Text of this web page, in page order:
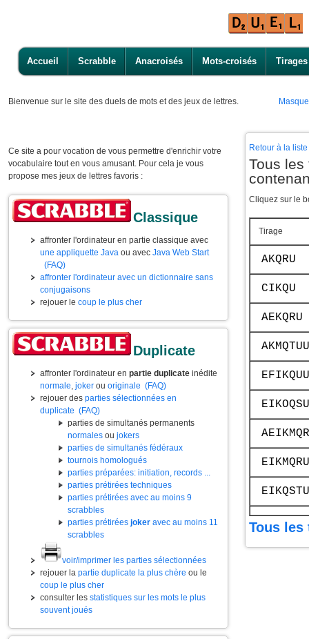
Accueil Scrabble Anacroisés Mots-croisés Tirages
Bienvenue sur le site des duels de mots et des jeux de lettres.
Ce site a pour vocation de vous permettre d'enrichir votre
vocabulaire tout en vous amusant. Pour cela je vous
propose mes jeux de lettres favoris :
Classique
affronter l'ordinateur en partie classique avec
une appliquette Java ou avec Java Web Start
(FAQ)
affronter l'ordinateur avec un dictionnaire sans
conjugaisons
rejouer le coup le plus cher
Duplicate
affronter l'ordinateur en partie duplicate inédite
normale, joker ou originale (FAQ)
rejouer des parties sélectionnées en
duplicate (FAQ)
parties de simultanés permanents
normales ou jokers
parties de simultanés fédéraux
tournois homologués
parties préparées: initiation, records ...
parties prétirées techniques
parties prétirées avec au moins 9
scrabbles
parties prétirées joker avec au moins 11
scrabbles
voir/imprimer les parties sélectionnées
rejouer la partie duplicate la plus chère ou le
coup le plus cher
consulter les statistiques sur les mots le plus
souvent joués
Retour à la
Tous
Cliquez sur le
Tirage
AKQRU
CIKQU
AEKQRU
AKMQTUU
EFIKQUU
EIKOQSU
Tous les